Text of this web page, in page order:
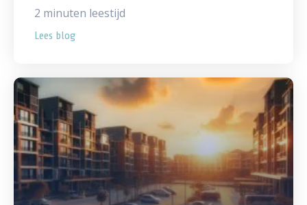
2 minuten leestijd
Lees blog